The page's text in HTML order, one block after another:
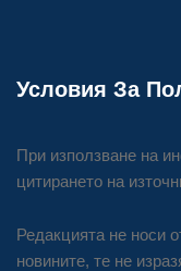
Условия За
При използване на
цитирането на
Редакцията не носи
новините, те не